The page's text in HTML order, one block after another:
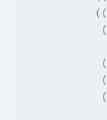
          ((
           (
           (
           (
           (